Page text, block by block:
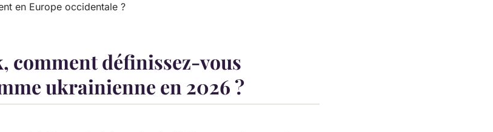
en Europe occidentale ?
comment définissez-vous
ukrainienne en 2026 ?